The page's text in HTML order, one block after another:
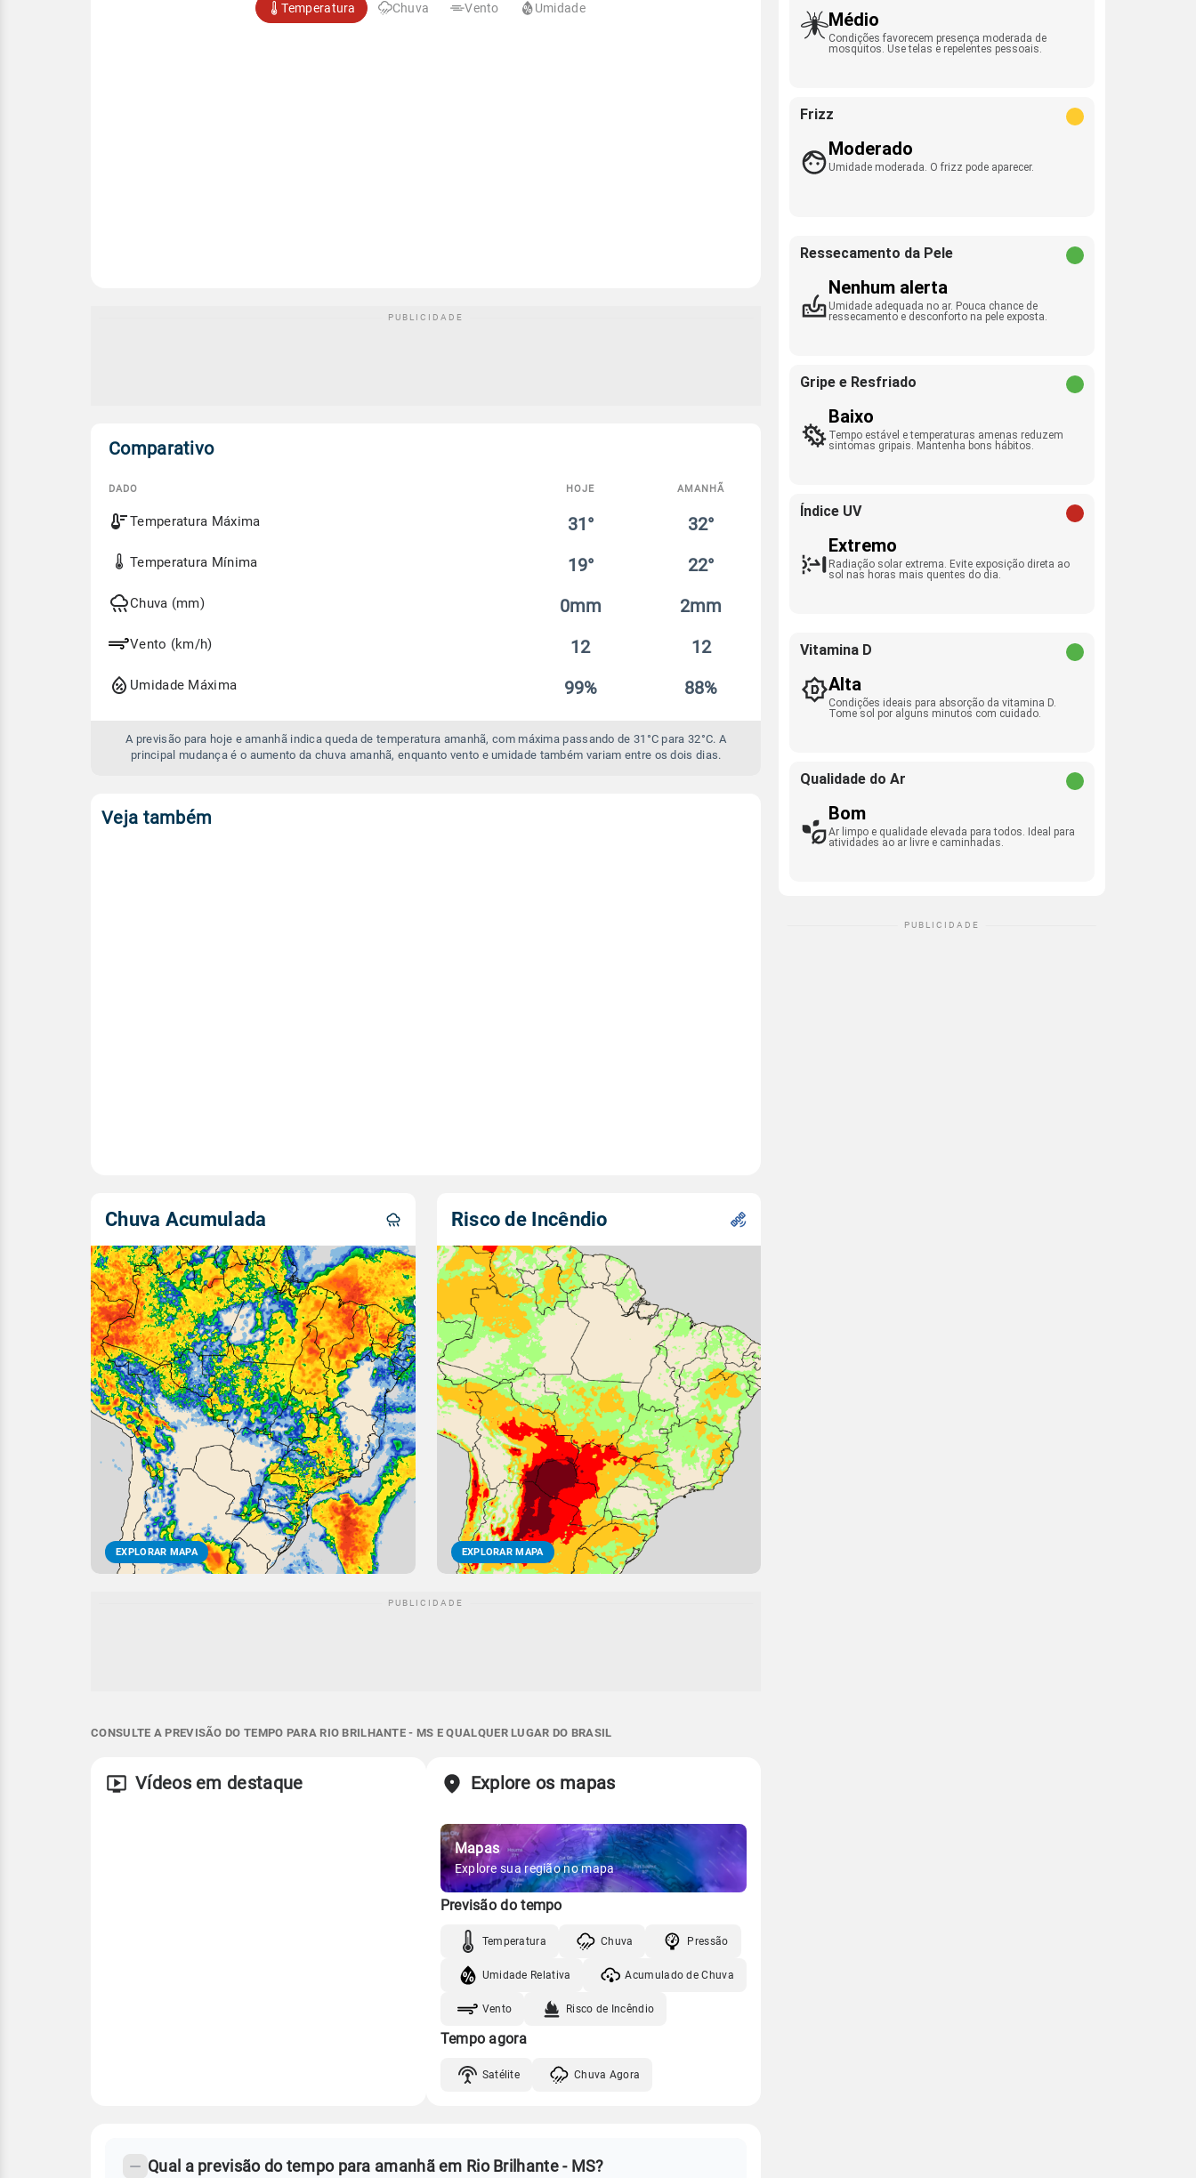
Temperatura Chuva Vento Umidade
Comparativo
Comparativo
entre
previsão
amanhã
DADO HOJE AMANHÃ
Temperatura Máxima 31° 32°
Temperatura Mínima 19° 22°
Chuva (mm) 0mm 2mm
Vento (km/h) 12 12
Umidade Máxima 99% 88%
A previsão para hoje e amanhã indica queda de temperatura amanhã, com máxima passando de 31°C para 32°C. A
principal mudança é o aumento da chuva amanhã, enquanto vento e umidade também variam entre os dois dias.
Veja também
Chuva Acumulada
EXPLORAR MAPA
Risco de Incêndio
EXPLORAR MAPA
CONSULTE A PREVISÃO DO TEMPO PARA RIO BRILHANTE - MS E QUALQUER LUGAR DO BRASIL
Vídeos em destaque Explore os mapas
Mapas
Explore sua região no mapa
Previsão do tempo
Temperatura Chuva Pressão
Umidade Relativa Acumulado de Chuva
Vento Risco de Incêndio
Tempo agora
Satélite Chuva Agora
Qual a previsão do tempo para amanhã em Rio Brilhante - MS?
Médio
Condições favorecem presença moderada de
mosquitos. Use telas e repelentes pessoais.
Frizz
Moderado
Umidade moderada. O frizz pode aparecer.
Ressecamento da Pele
Nenhum alerta
Umidade adequada no ar. Pouca chance de
ressecamento e desconforto na pele exposta.
Gripe e Resfriado
Baixo
Tempo estável e temperaturas amenas reduzem
sintomas gripais. Mantenha bons hábitos.
Índice UV
Extremo
Radiação solar extrema. Evite exposição direta ao
sol nas horas mais quentes do dia.
Vitamina D
Alta
Condições ideais para absorção da vitamina D.
Tome sol por alguns minutos com cuidado.
Qualidade do Ar
Bom
Ar limpo e qualidade elevada para todos. Ideal para
atividades ao ar livre e caminhadas.